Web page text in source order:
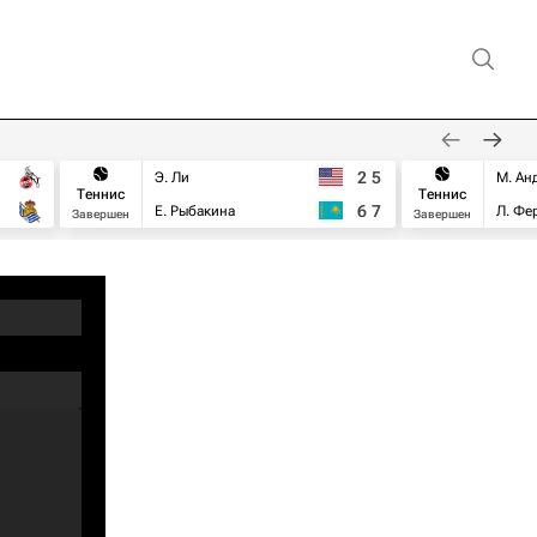
Теннис
Завершен
Э. Ли
Е. Рыбакина
2 5
6 7
Теннис
Завершен
М.
Л.